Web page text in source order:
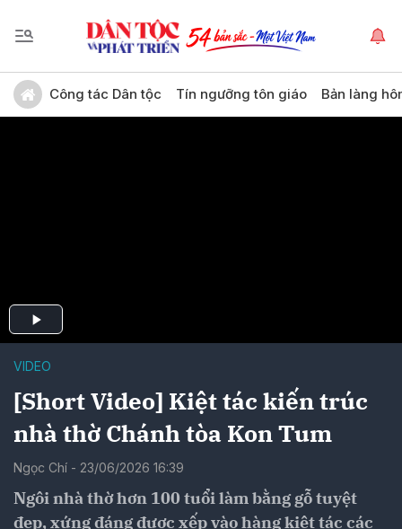
Công tác Dân tộc Tín ngưỡng tôn giáo Bản làng
VIDEO
[Short Video] Kiệt tác kiến trúc
nhà thờ Chánh tòa Kon Tum
Ngọc Chí - 23/06/2026 16:39
Ngôi nhà thờ hơn 100 tuổi làm bằng gỗ tuyệt
đẹp, xứng đáng được xếp vào hàng kiệt tác các